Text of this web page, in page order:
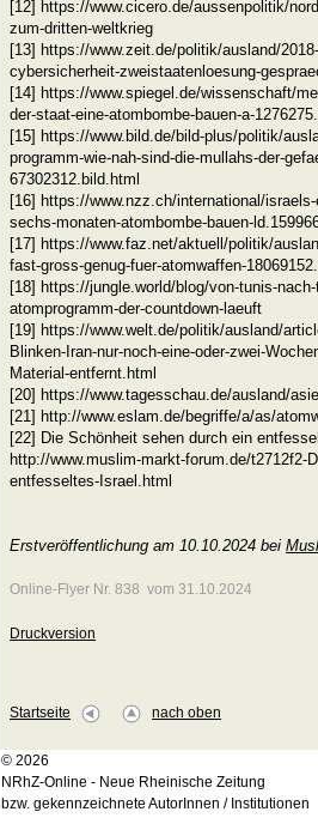
[12] https://www.cicero.de/aussenpolitik/
zum-dritten-weltkrieg
[13] https://www.zeit.de/politik/ausland/
cybersicherheit-zweistaatenloesung-
[14] https://www.spiegel.de/wissenschaft/
der-staat-eine-atombombe-bauen-a-
[15] https://www.bild.de/bild-plus/politik/
programm-wie-nah-sind-die-mullahs-der-
67302312.bild.html
[16] https://www.nzz.ch/international/
sechs-monaten-atombombe-bauen-
[17] https://www.faz.net/aktuell/politik/
fast-gross-genug-fuer-atomwaffen-
[18] https://jungle.world/blog/von-tunis-
atomprogramm-der-countdown-laeuft
[19] https://www.welt.de/politik/ausland/
Blinken-Iran-nur-noch-eine-oder-zwei-
Material-entfernt.html
[20] https://www.tagesschau.de/ausland/
[21] http://www.eslam.de/begriffe/a/as/
[22] Die Schönheit sehen durch ein
http://www.muslim-markt-forum.de/t2712f2-
entfesseltes-Israel.html
Erstveröffentlichung am 10.10.2024 bei
Online-Flyer Nr. 838 vom 31.10.2024
Druckversion
Startseite nach oben
© 2026
NRhZ-Online - Neue Rheinische Zeitung
bzw. gekennzeichnete AutorInnen / Institutionen